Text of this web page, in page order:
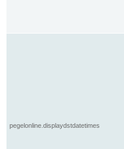
pegelonline.displaydstdatetimes